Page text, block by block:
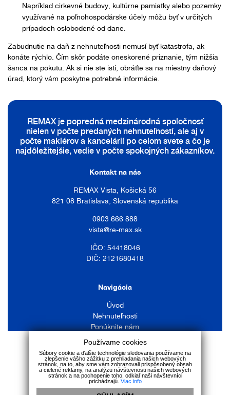
Napríklad cirkevné budovy, kultúrne pamiatky alebo pozemky
využívané na poľnohospodárske účely môžu byť v určitých
prípadoch oslobodené od dane.
Zabudnutie na daň z nehnuteľnosti nemusí byť katastrofa, ak
konáte rýchlo. Čím skôr podáte oneskorené priznanie, tým nižšia
šanca na pokutu. Ak si nie ste istí, obráťte sa na miestny daňový
úrad, ktorý vám poskytne potrebné informácie.
REMAX je popredná medzinárodná spoločnosť
nielen v počte predaných nehnuteľností, ale aj v
počte maklérov a kancelárií po celom svete a čo je
najdôležitejšie, vedie v počte spokojných zákazníkov.
Kontakt na nás
REMAX Vista, Košická 56
821 08 Bratislava, Slovenská republika
0903 666 888
vista@re-max.sk
IČO: 54418046
DIČ: 2121680418
Navigácia
Úvod
Nehnuteľnosti
Ponúknite nám
Služby
Kontakt
Používame cookies
Súbory cookie a ďalšie technológie sledovania používame na
zlepšenie vášho zážitku z prehliadania našich webových
stránok, na to, aby sme vám zobrazovali prispôsobený obsah
a cielené reklamy, na analýzu návštevnosti našich webových
stránok a na pochopenie toho, odkiaľ naši návštevníci
prichádzajú. Viac info